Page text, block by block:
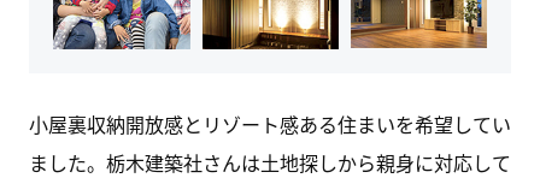
小屋裏収納開放感とリゾート感ある住まいを希望してい
ました。栃木建築社さんは土地探しから親身に対応して